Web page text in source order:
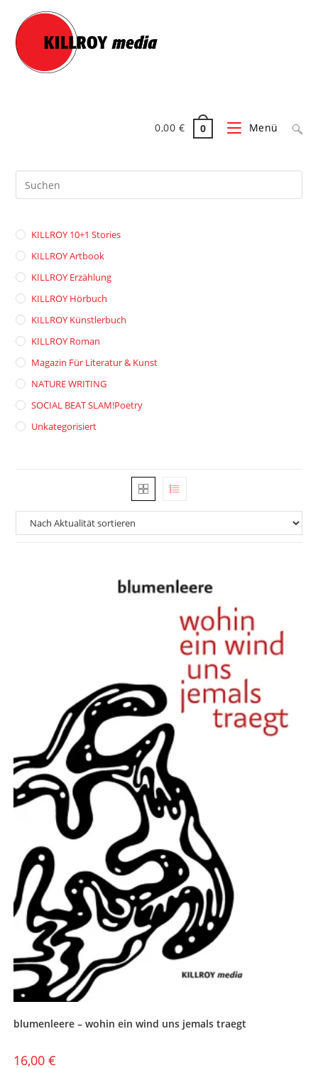
Inhalt
springen
0,00€ 0 Menü
KILLROY 10+1 Stories
KILLROY Artbook
KILLROY Erzählung
KILLROY Hörbuch
KILLROY Künstlerbuch
KILLROY Roman
Magazin Für Literatur & Kunst
NATURE WRITING
SOCIAL BEAT SLAM!poetry
Unkategorisiert
blumenleere – wohin ein wind uns jemals traegt
16,00 €